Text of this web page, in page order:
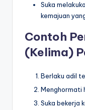
Suka
kemajuan
Contoh
(Kelima)
Berlaku adil
Menghormati
Suka bekerja